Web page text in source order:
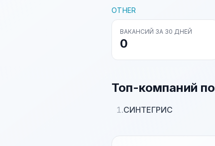
OTHER
ВАКАНСИЙ ЗА 30 ДНЕЙ
0
Топ-компаний
1.СИНТЕГРИС